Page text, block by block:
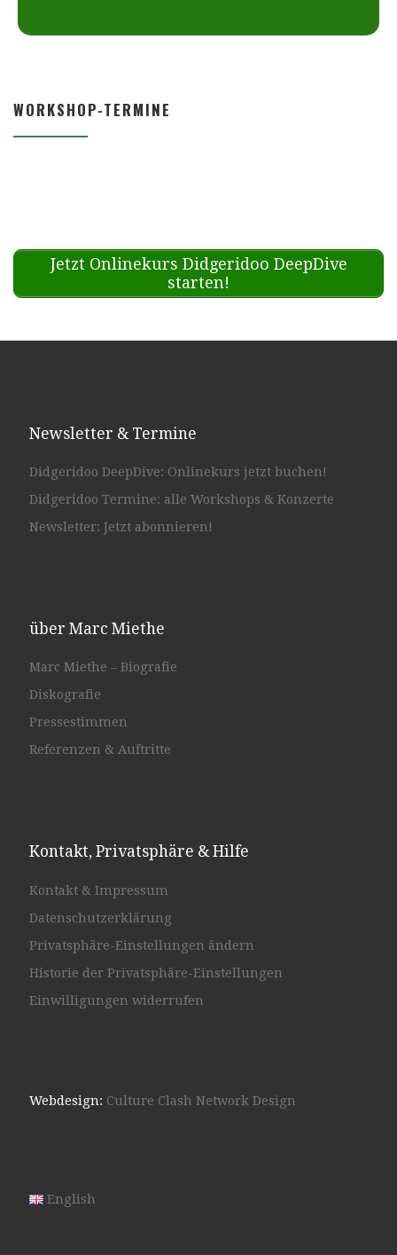
WORKSHOP-TERMINE
Jetzt Onlinekurs Didgeridoo DeepDive
starten!
Newsletter & Termine
Didgeridoo DeepDive: Onlinekurs jetzt buchen!
Didgeridoo Termine: alle Workshops & Konzerte
Newsletter: Jetzt abonnieren!
über Marc Miethe
Marc Miethe – Biografie
Diskografie
Pressestimmen
Referenzen & Auftritte
Kontakt, Privatsphäre & Hilfe
Kontakt & Impressum
Datenschutzerklärung
Privatsphäre-Einstellungen ändern
Historie der Privatsphäre-Einstellungen
Einwilligungen widerrufen
Webdesign: Culture Clash Network Design
English